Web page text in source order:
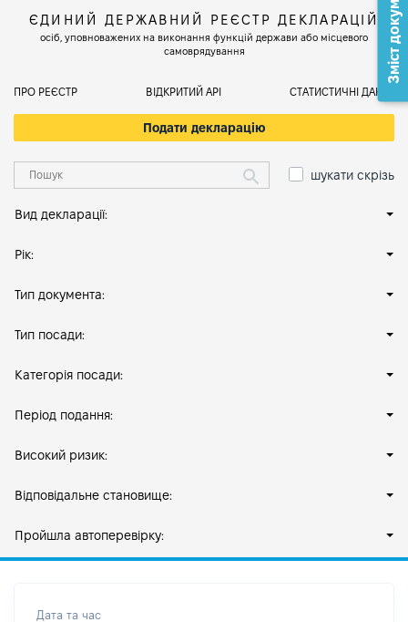
ЄДИНИЙ ДЕРЖАВНИЙ РЕЄСТР ДЕКЛАРАЦІЙ
осіб, уповноважених на виконання функцій держави або місцевого
самоврядування
ПРО РЕЄСТР ВІДКРИТИЙ АРІ СТАТИСТИЧНІ ДАНІ
Подати декларацію
шукати скрізь
Вид декларації:
Рік:
Тип документа:
Тип посади:
Категорія посади:
Період подання:
Високий ризик:
Відповідальне становище:
Пройшла автоперевірку:
Дата та час
Зміст документа